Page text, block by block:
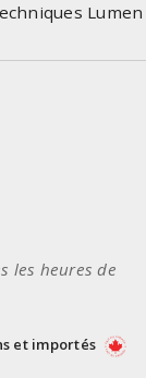
Lumen
les heures de
et importés